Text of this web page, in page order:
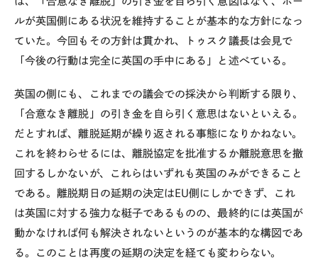
ルが英国側にある状況を維持することが基本的な方針になっ
ていた。今回もその方針は貫かれ、トゥスク議長は会見で
「今後の行動は完全に英国の手中にある」と述べている。
英国の側にも、これまでの議会での採決から判断する限り、
「合意なき離脱」の引き金を自ら引く意思はないといえる。
だとすれば、離脱延期が繰り返される事態になりかねない。
これを終わらせるには、離脱協定を批准するか離脱意思を撤
回するしかないが、これらはいずれも英国のみができること
である。離脱期日の延期の決定はEU側にしかできず、これ
は英国に対する強力な梃子であるものの、最終的には英国が
動かなければ何も解決されないというのが基本的な構図であ
る。このことは再度の延期の決定を経ても変わらない。